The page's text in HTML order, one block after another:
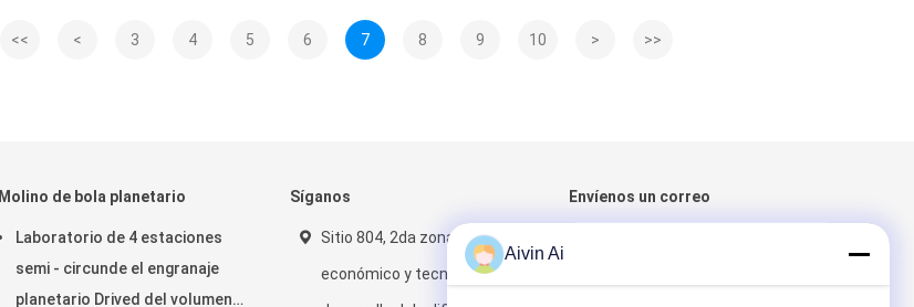
<< < 3 4 5 6 7 8 9 10 > >>
Molino de bola planetario
Laboratorio de 4 estaciones
semi - circunde el engranaje
planetario Drived del volumen
Síganos
Sitio 804, 2da zona,
económico y tecnológico del
Envíenos un correo
Aivin Ai